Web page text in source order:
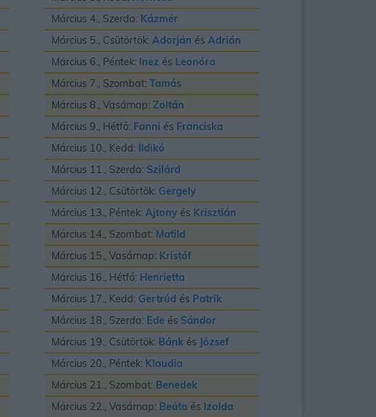
Március 4., Szerda: Kázmér
Március 5., Csütörtök:Adorján ésAdrián
Március 6., Péntek: Inez és Leonóra
Március 7., Szombat:Tamás
Március 8., Vasárnap: Zoltán
Március 9., Hétfő: Fanni és Franciska
Március 10., Kedd: Ildikó
Március 11., Szerda: Szilárd
Március 12., Csütörtök: Gergely
Március 13., Péntek:Ajtony és Krisztián
Március 14., Szombat: Matild
Március 15., Vasárnap: Kristóf
Március 16., Hétfő: Henrietta
Március 17., Kedd: Gertrúd és Patrik
Március 18., Szerda: Ede és Sándor
Március 19., Csütörtök: Bánk és József
Március 20., Péntek: Klaudia
Március 21., Szombat: Benedek
Március 22., Vasárnap: Beáta és Izolda